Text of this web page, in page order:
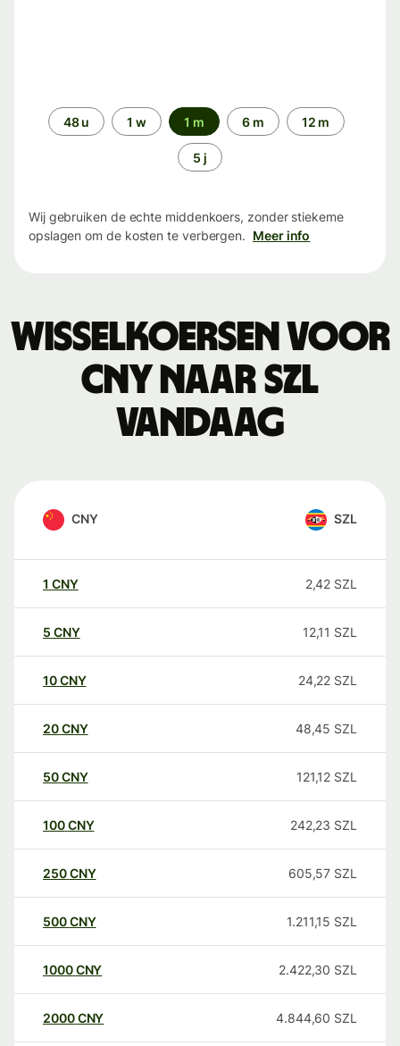
Periode48 u 1 w 1 m 6 m 12 m
5 j
Wij gebruiken de echte middenkoers, zonder stiekeme
opslagen om de kosten te verbergen. Meer info
Wisselkoersen voor
CNY naar SZL
vandaag
CNY SZL
1 CNY 2,42 SZL
5 CNY 12,11 SZL
10CNY 24,22 SZL
20CNY 48,45 SZL
50CNY 121,12 SZL
100CNY 242,23 SZL
250CNY 605,57 SZL
500CNY 1.211,15 SZL
1000CNY 2.422,30 SZL
2000CNY 4.844,60 SZL